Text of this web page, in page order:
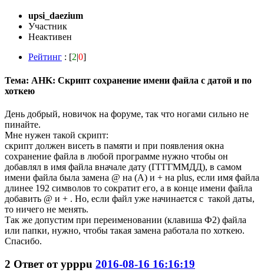
upsi_daezium
Участник
Неактивен
Рейтинг : [2|0]
Тема: AHK: Скрипт сохранение имени файла с датой и по
хоткею
День добрый, новичок на форуме, так что ногами сильно не
пинайте.
Мне нужен такой скрипт:
скрипт должен висеть в памяти и при появления окна
сохранение файла в любой программе нужно чтобы он
добавлял в имя файла вначале дату (ГГГГММДД), в самом
имени файла была замена @ на (A) и + на plus, если имя файла
длинее 192 символов то сократит его, а в конце имени файла
добавить @ и + . Но, если файл уже начинается с такой даты,
то ничего не менять.
Так же допустим при переименовании (клавиша Ф2) файла
или папки, нужно, чтобы такая замена работала по хоткею.
Спасибо.
2 Ответ отypppu 2016-08-16 16:16:19